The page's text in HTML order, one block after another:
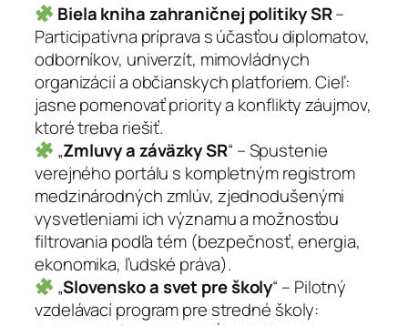
Biela kniha zahraničnej politiky SR–
Participatívna príprava s účasťou diplomatov,
odborníkov, univerzít, mimovládnych
organizácií a občianskych platforiem. Cieľ:
jasne pomenovať priority a konflikty záujmov,
ktoré treba riešiť.
„Zmluvy a záväzky SR“ – Spustenie
verejného portálu s kompletným registrom
medzinárodných zmlúv, zjednodušenými
vysvetleniami ich významu a možnosťou
filtrovania podľa tém (bezpečnosť, energia,
ekonomika, ľudské práva).
„Slovensko a svet pre školy“ – Pilotný
vzdelávací program pre stredné školy: